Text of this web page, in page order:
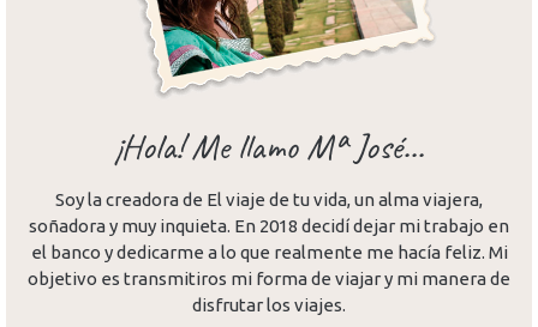
¡Hola! Me llamo Mª José...
Soy la creadora de El viaje de tu vida, un alma viajera,
soñadora y muy inquieta. En 2018 decidí dejar mi trabajo en
el banco y dedicarme a lo que realmente me hacía feliz. Mi
objetivo es transmitiros mi forma de viajar y mi manera de
disfrutar los viajes.